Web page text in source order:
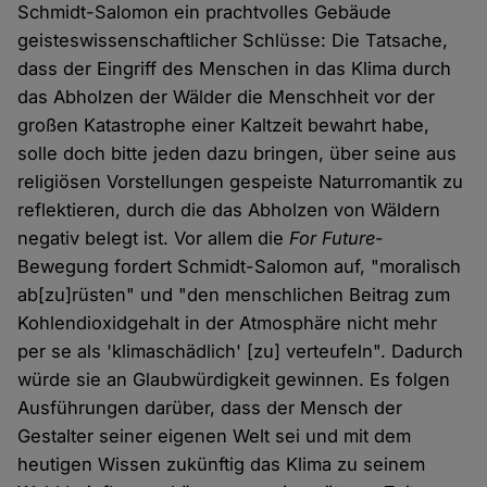
Schmidt-Salomon ein prachtvolles Gebäude
geisteswissenschaftlicher Schlüsse: Die Tatsache,
dass der Eingriff des Menschen in das Klima durch
das Abholzen der Wälder die Menschheit vor der
großen Katastrophe einer Kaltzeit bewahrt habe,
solle doch bitte jeden dazu bringen, über seine aus
religiösen Vorstellungen gespeiste Naturromantik zu
reflektieren, durch die das Abholzen von Wäldern
negativ belegt ist. Vor allem dieFor Future-
Bewegung fordert Schmidt-Salomon auf, "moralisch
ab[zu]rüsten" und "den menschlichen Beitrag zum
Kohlendioxidgehalt in der Atmosphäre nicht mehr
per se als 'klimaschädlich' [zu] verteufeln". Dadurch
würde sie an Glaubwürdigkeit gewinnen. Es folgen
Ausführungen darüber, dass der Mensch der
Gestalter seiner eigenen Welt sei und mit dem
heutigen Wissen zukünftig das Klima zu seinem